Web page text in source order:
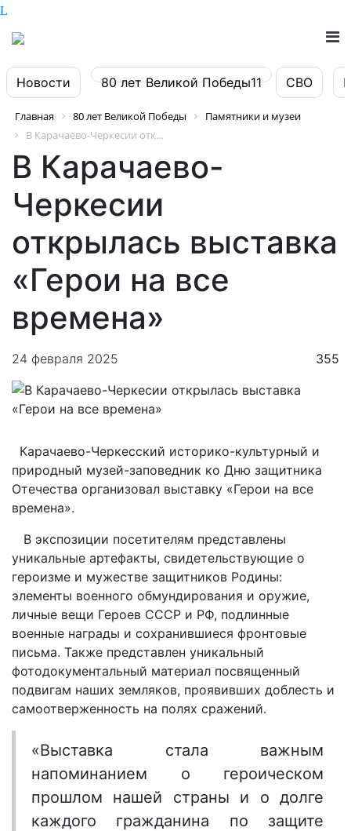
Новости 80 лет Великой Победы11 СВО
Главная 80 лет Великой Победы
Памятники и музеи
В Карачаево-Черкесии отк...
В Карачаево-
Черкесии
открылась выставка
«Герои на все
времена»
24 февраля 2025 355
Карачаево-Черкесский историко-культурный и
природный музей-заповедник ко Дню защитника
Отечества организовал выставку «Герои на все
времена».
В экспозиции посетителям представлены
уникальные артефакты, свидетельствующие о
героизме и мужестве защитников Родины:
элементы военного обмундирования и оружие,
личные вещи Героев СССР и РФ, подлинные
военные награды и сохранившиеся фронтовые
письма. Также представлен уникальный
фотодокументальный материал посвященный
подвигам наших земляков, проявивших доблесть и
самоотверженность на полях сражений.
«Выставка стала важным
напоминанием о героическом
прошлом нашей страны и о долге
каждого гражданина по защите